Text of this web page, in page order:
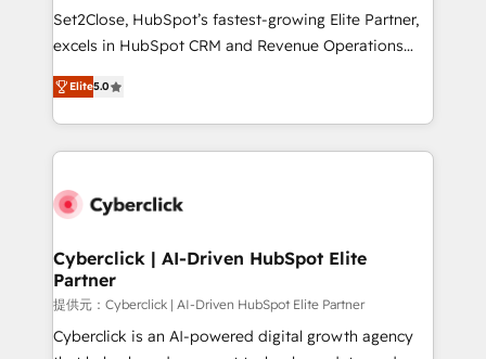
reconocimiento del ecosistema. Elite Solutions
Partner, el nivel más alto. +700 clientes
Hospital ABC, Hogares Unión, Yves Rocher,
MacStore, Café Britt, Bella Piel, confiaron en
respuestas para empezar. Te ayudamos a identificar
el primer caso de uso que más impacto te dará.
días.
Set2Close, HubSpot’s fastest-growing Elite Partner,
excels in HubSpot CRM and Revenue Operations
(RevOps) services to boost B2B sales and growth.
As a top HubSpot Elite Partner, we specialize in
custom HubSpot CRM solutions. Our experts design,
implement, and optimize systems to enhance user
marketing, and service teams. From setup to
management, and speed up deal closures. With 500+
projects completed, our Agile approach ensures your
HubSpot CRM drives measurable results. Our
RevOps services align your sales, marketing, and
Elite5.0
Cyberclick | AI-Driven HubSpot Elite
Partner
提供元：Cyberclick | AI-Driven HubSpot Elite Partner
Cyberclick is an AI-powered digital growth agency